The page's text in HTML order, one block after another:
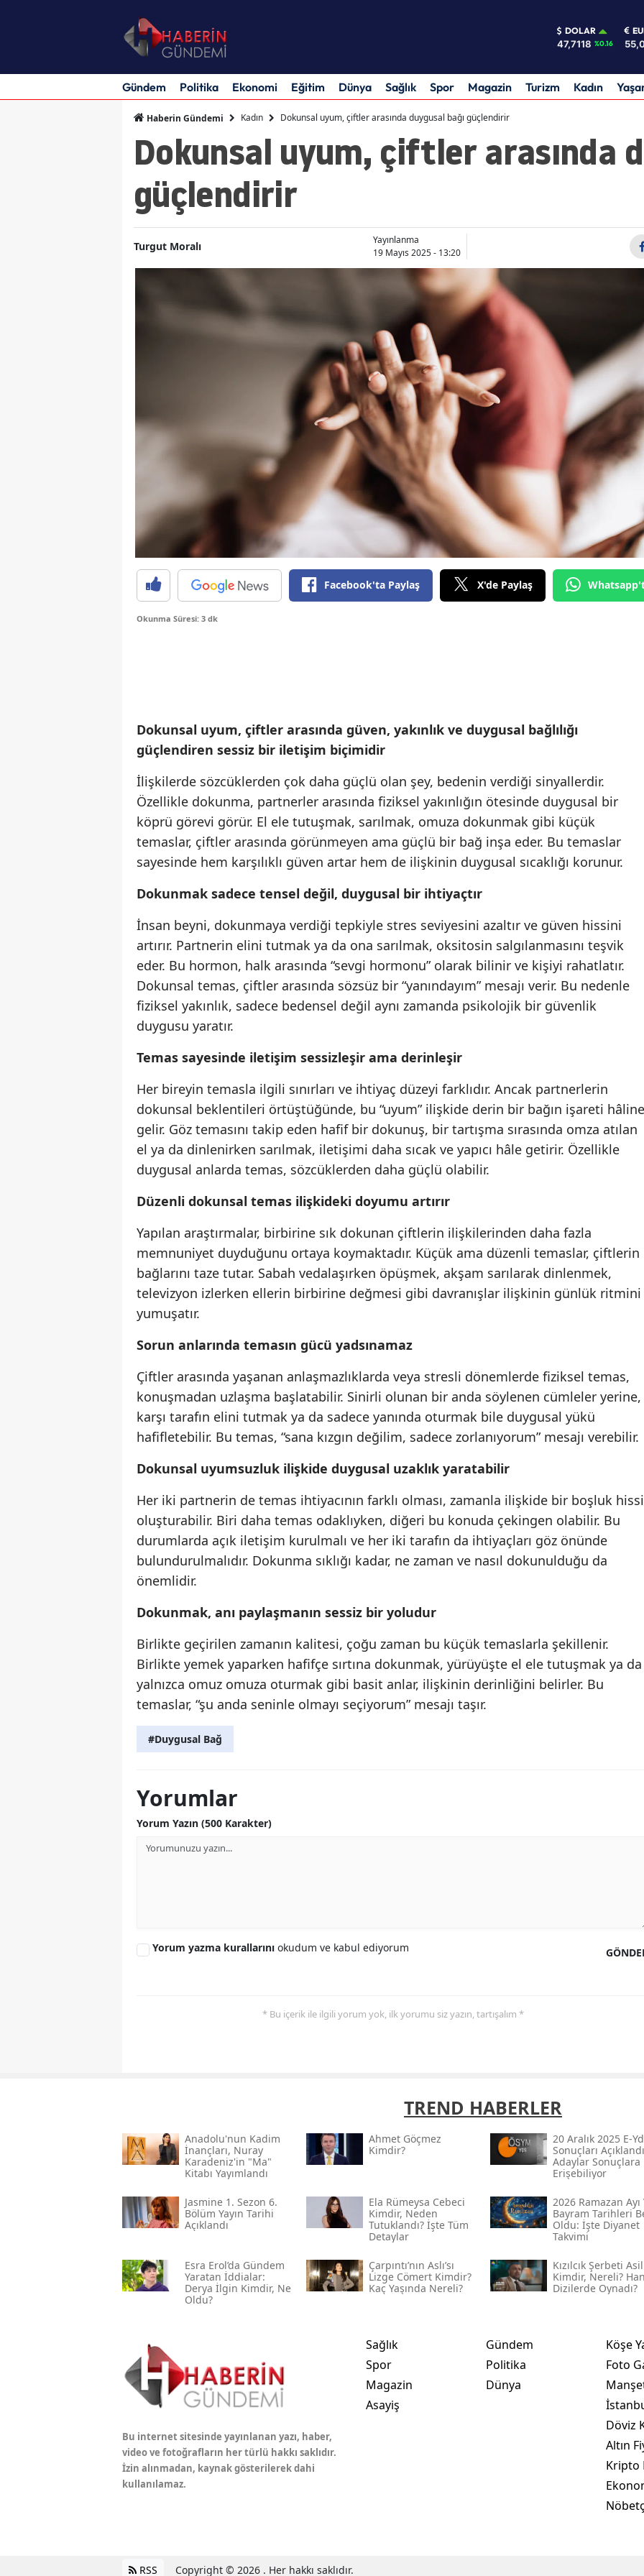
DOLAR
47,7118 %0.16
Gündem Politika Ekonomi Eğitim Dünya Sağlık Spor Magazin Turizm Kadın
Haberin Gündemi Kadın Dokunsal uyum, çiftler arasında duygusal bağı güçlendirir
Dokunsal uyum, çiftler arasında
güçlendirir
Turgut Moralı
Yayınlanma
19 Mayıs 2025 - 13:20
Facebook'ta Paylaş X'de Paylaş
Okunma Süresi: 3 dk
Dokunsal uyum, çiftler arasında güven, yakınlık ve duygusal bağlılığı
güçlendiren sessiz bir iletişim biçimidir
İlişkilerde sözcüklerden çok daha güçlü olan şey, bedenin verdiği sinyallerdir.
Özellikle dokunma, partnerler arasında fiziksel yakınlığın ötesinde duygusal bir
köprü görevi görür. El ele tutuşmak, sarılmak, omuza dokunmak gibi küçük
temaslar, çiftler arasında görünmeyen ama güçlü bir bağ inşa eder. Bu temaslar
sayesinde hem karşılıklı güven artar hem de ilişkinin duygusal sıcaklığı korunur.
Dokunmak sadece tensel değil, duygusal bir ihtiyaçtır
İnsan beyni, dokunmaya verdiği tepkiyle stres seviyesini azaltır ve güven hissini
artırır. Partnerin elini tutmak ya da ona sarılmak, oksitosin salgılanmasını teşvik
eder. Bu hormon, halk arasında “sevgi hormonu” olarak bilinir ve kişiyi rahatlatır.
Dokunsal temas, çiftler arasında sözsüz bir “yanındayım” mesajı verir. Bu nedenle
fiziksel yakınlık, sadece bedensel değil aynı zamanda psikolojik bir güvenlik
duygusu yaratır.
Temas sayesinde iletişim sessizleşir ama derinleşir
Her bireyin temasla ilgili sınırları ve ihtiyaç düzeyi farklıdır. Ancak partnerlerin
dokunsal beklentileri örtüştüğünde, bu “uyum” ilişkide derin bir bağın işareti hâline
gelir. Göz temasını takip eden hafif bir dokunuş, bir tartışma sırasında omza atılan
el ya da dinlenirken sarılmak, iletişimi daha sıcak ve yapıcı hâle getirir. Özellikle
duygusal anlarda temas, sözcüklerden daha güçlü olabilir.
Düzenli dokunsal temas ilişkideki doyumu artırır
Yapılan araştırmalar, birbirine sık dokunan çiftlerin ilişkilerinden daha fazla
memnuniyet duyduğunu ortaya koymaktadır. Küçük ama düzenli temaslar, çiftlerin
bağlarını taze tutar. Sabah vedalaşırken öpüşmek, akşam sarılarak dinlenmek,
televizyon izlerken ellerin birbirine değmesi gibi davranışlar ilişkinin günlük ritmini
yumuşatır.
Sorun anlarında temasın gücü yadsınamaz
Çiftler arasında yaşanan anlaşmazlıklarda veya stresli dönemlerde fiziksel temas,
konuşmadan uzlaşma başlatabilir. Sinirli olunan bir anda söylenen cümleler yerine,
karşı tarafın elini tutmak ya da sadece yanında oturmak bile duygusal yükü
hafifletebilir. Bu temas, “sana kızgın değilim, sadece zorlanıyorum” mesajı verebilir.
Dokunsal uyumsuzluk ilişkide duygusal uzaklık yaratabilir
Her iki partnerin de temas ihtiyacının farklı olması, zamanla ilişkide bir boşluk hissi
oluşturabilir. Biri daha temas odaklıyken, diğeri bu konuda çekingen olabilir. Bu
durumlarda açık iletişim kurulmalı ve her iki tarafın da ihtiyaçları göz önünde
bulundurulmalıdır. Dokunma sıklığı kadar, ne zaman ve nasıl dokunulduğu da
önemlidir.
Dokunmak, anı paylaşmanın sessiz bir yoludur
Birlikte geçirilen zamanın kalitesi, çoğu zaman bu küçük temaslarla şekillenir.
Birlikte yemek yaparken hafifçe sırtına dokunmak, yürüyüşte el ele tutuşmak ya da
yalnızca omuz omuza oturmak gibi basit anlar, ilişkinin derinliğini belirler. Bu
temaslar, “şu anda seninle olmayı seçiyorum” mesajı taşır.
#Duygusal Bağ
Yorumlar
Yorum Yazın (500 Karakter)
Yorum yazma kurallarını okudum ve kabul ediyorum
* Bu içerik ile ilgili yorum yok, ilk yorumu siz yazın, tartışalım *
TREND HABERLER
Anadolu'nun Kadim
İnançları, Nuray
Karadeniz'in "ma"
Kitabı Yayımlandı
Ahmet Göçmez
Kimdir?
20 Aralık 2025 E-
Sonuçları
Adaylar Sonuçlara
Erişebiliyor
Jasmine 1. Sezon 6.
Bölüm Yayın Tarihi
Açıklandı
Ela Rümeysa Cebeci
Kimdir, Neden
Tutuklandı? İşte Tüm
Detaylar
2026 Ramazan Ayı
Bayram Tarihleri
Oldu: İşte Diyanet
Takvimi
Esra Erol’da Gündem
Yaratan İddialar:
Derya İlgin Kimdir, Ne
Oldu?
Çarpıntı’nın Aslı’sı
Lizge Cömert Kimdir?
Kaç Yaşında Nereli?
Kızılcık Şerbeti Asil
Kimdir, Nereli?
Dizilerde Oynadı?
Bu internet sitesinde yayınlanan yazı, haber,
video ve fotoğrafların her türlü hakkı saklıdır.
İzin alınmadan, kaynak gösterilerek dahi
kullanılamaz.
Sağlık
Spor
Magazin
Asayiş
Gündem
Politika
Dünya
Köşe
Foto
Döviz
Altın
Kripto
RSS Copyright © 2026 . Her hakkı saklıdır.